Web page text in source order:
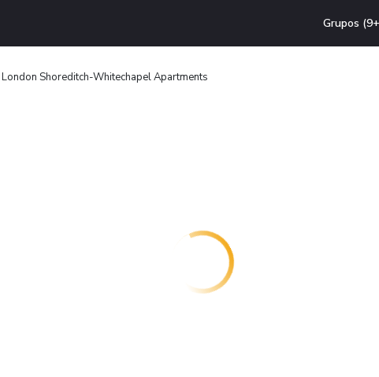
Grupos
London Shoreditch-Whitechapel Apartments